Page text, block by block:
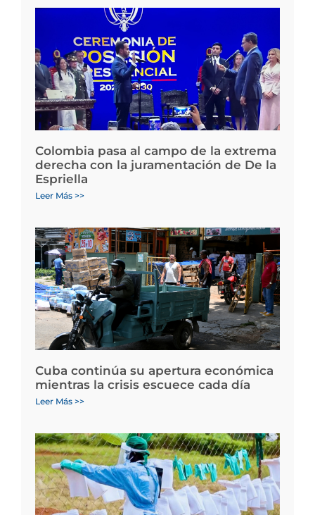
Colombia pasa al campo de la extrema
derecha con la juramentación de De la
Espriella
Leer Más >>
Cuba continúa su apertura económica
mientras la crisis escuece cada día
Leer Más >>